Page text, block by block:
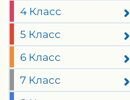
4 Класс
5 Класс
6 Класс
7 Класс